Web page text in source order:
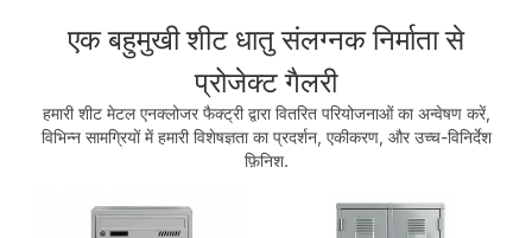
एक बहुमुखी शीट धातु संलग्नक निर्माता से
प्रोजेक्ट गैलरी
हमारी शीट मेटल एनक्लोजर फैक्ट्री द्वारा वितरित परियोजनाओं का अन्वेषण करें,
विभिन्न सामग्रियों में हमारी विशेषज्ञता का प्रदर्शन, एकीकरण, और उच्च-विनिर्देश
फ़िनिश.